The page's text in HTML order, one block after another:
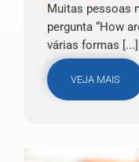
Muitas pessoas
pergunta “How
várias formas [...]
VEJA MAIS